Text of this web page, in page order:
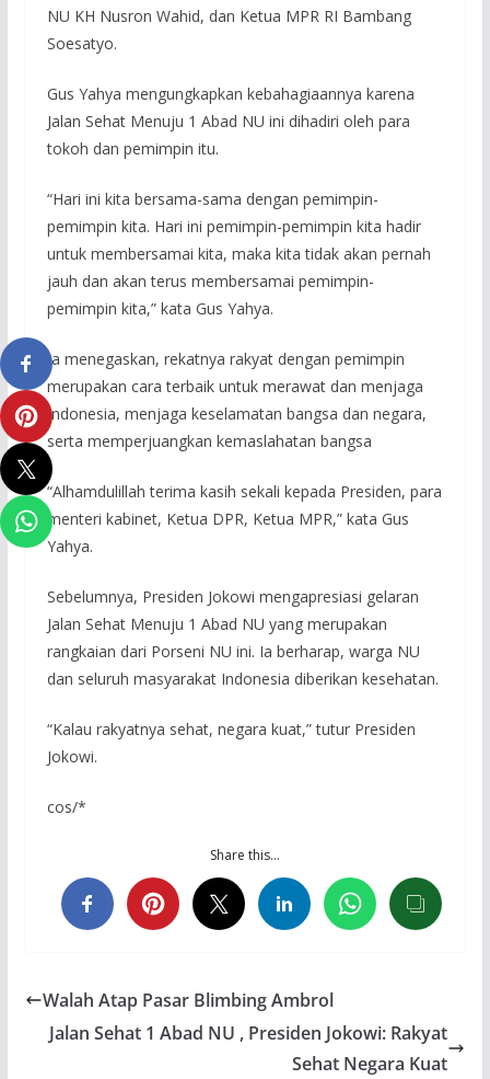
NU KH Nusron Wahid, dan Ketua MPR RI Bambang
Soesatyo.
Gus Yahya mengungkapkan kebahagiaannya karena
Jalan Sehat Menuju 1 Abad NU ini dihadiri oleh para
tokoh dan pemimpin itu.
“Hari ini kita bersama-sama dengan pemimpin-
pemimpin kita. Hari ini pemimpin-pemimpin kita hadir
untuk membersamai kita, maka kita tidak akan pernah
jauh dan akan terus membersamai pemimpin-
pemimpin kita,” kata Gus Yahya.
Ia menegaskan, rekatnya rakyat dengan pemimpin
merupakan cara terbaik untuk merawat dan menjaga
Indonesia, menjaga keselamatan bangsa dan negara,
serta memperjuangkan kemaslahatan bangsa
“Alhamdulillah terima kasih sekali kepada Presiden, para
menteri kabinet, Ketua DPR, Ketua MPR,” kata Gus
Yahya.
Sebelumnya, Presiden Jokowi mengapresiasi gelaran
Jalan Sehat Menuju 1 Abad NU yang merupakan
rangkaian dari Porseni NU ini. Ia berharap, warga NU
dan seluruh masyarakat Indonesia diberikan kesehatan.
“Kalau rakyatnya sehat, negara kuat,” tutur Presiden
Jokowi.
cos/*
Share this…
Walah Atap Pasar Blimbing Ambrol
Jalan Sehat 1 Abad NU , Presiden Jokowi: Rakyat
Sehat Negara Kuat